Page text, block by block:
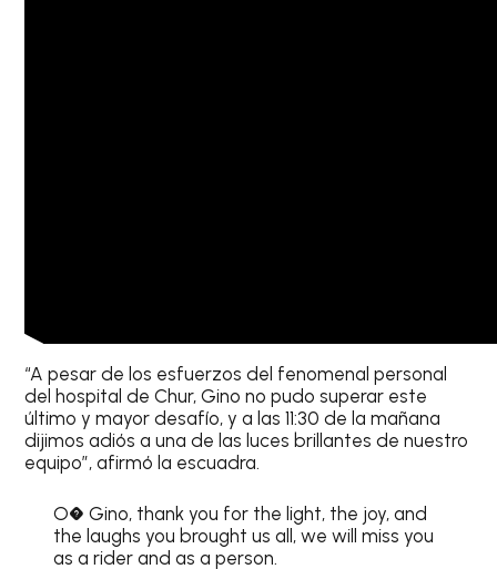
“A pesar de los esfuerzos del fenomenal personal
del hospital de Chur, Gino no pudo superar este
último y mayor desafío, y a las 11:30 de la mañana
dijimos adiós a una de las luces brillantes de nuestro
equipo”, afirmó la escuadra.
O� Gino, thank you for the light, the joy, and
the laughs you brought us all, we will miss you
as a rider and as a person.